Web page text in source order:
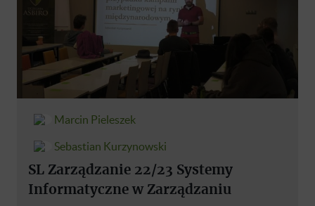
Marcin Pieleszek
Sebastian Kurzynowski
SL Zarządzanie 22/23 Systemy
Informatyczne w Zarządzaniu